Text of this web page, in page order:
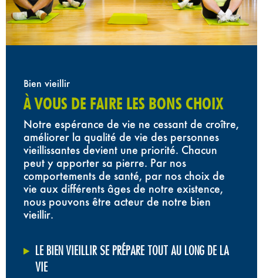
Bien vieillir
À VOUS DE FAIRE LES BONS CHOIX
Notre espérance de vie ne cessant de croître,
améliorer la qualité de vie des personnes
vieillissantes devient une priorité. Chacun
peut y apporter sa pierre. Par nos
comportements de santé, par nos choix de
vie aux différents âges de notre existence,
nous pouvons être acteur de notre bien
vieillir.
LE BIEN VIEILLIR SE PRÉPARE TOUT AU LONG DE LA
VIE